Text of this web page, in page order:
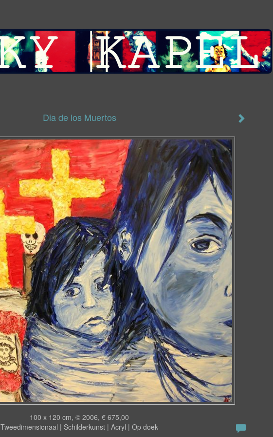
Dia de los Muertos
100 x 120 cm, © 2006, € 675,00
Tweedimensionaal | Schilderkunst | Acryl | Op doek